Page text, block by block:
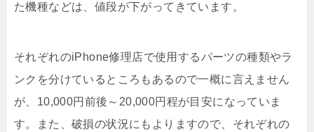
た機種などは、値段が下がってきています。
それぞれのiPhone修理店で使用するパーツの種類やラ
ンクを分けているところもあるので一概に言えません
が、10,000円前後～20,000円程が目安になっていま
す。また、破損の状況にもよりますので、それぞれの